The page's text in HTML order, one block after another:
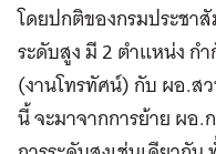
โดยปกติของกรมประชา
ระดับสูง มี 2 ตำแหน่ง
(งานโทรทัศน์) กับ ผอ.ส
นี้ จะมาจากการย้าย ผอ